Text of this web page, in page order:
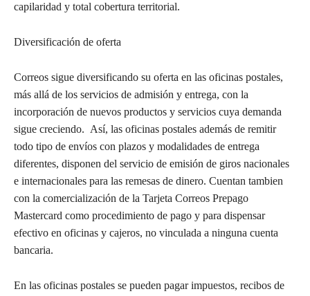
capilaridad y total cobertura territorial.
Diversificación de oferta
Correos sigue diversificando su oferta en las oficinas postales,
más allá de los servicios de admisión y entrega, con la
incorporación de nuevos productos y servicios cuya demanda
sigue creciendo. Así, las oficinas postales además de remitir
todo tipo de envíos con plazos y modalidades de entrega
diferentes, disponen del servicio de emisión de giros nacionales
e internacionales para las remesas de dinero. Cuentan tambien
con la comercialización de la Tarjeta Correos Prepago
Mastercard como procedimiento de pago y para dispensar
efectivo en oficinas y cajeros, no vinculada a ninguna cuenta
bancaria.
En las oficinas postales se pueden pagar impuestos, recibos de